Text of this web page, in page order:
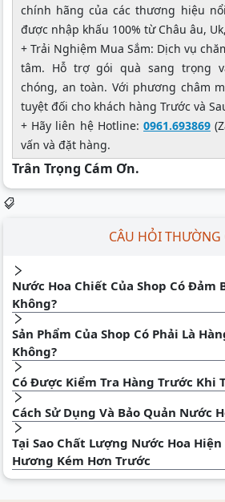
chính hãng của các thương hiệu
được nhập khấu 100% từ Châu âu,
+ Trải Nghiệm Mua Sắm: Dịch vụ
tâm. Hỗ trợ gói quà sang trọng
chóng, an toàn. Với phương châm
tuyệt đối cho khách hàng Trước và
+ Hãy liên hệ Hotline: 0961.693869
vấn và đặt hàng.
Trân Trọng Cám Ơn.
CÂU HỎI THƯỜNG
Nước Hoa Chiết Của Shop Có Đảm
Không?
Sản Phẩm Của Shop Có Phải Là
Không?
Có Được Kiểm Tra Hàng Trước Khi
Cách Sử Dụng Và Bảo Quản Nước
Tại Sao Chất Lượng Nước Hoa
Hương Kém Hơn Trước